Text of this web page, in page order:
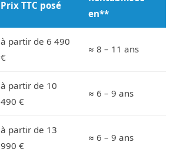
Prix TTC posé
en**
à partir de 6 490
€
≈ 8 – 11 ans
à partir de 10
490 €
≈ 6 – 9 ans
à partir de 13
990 €
≈ 6 – 9 ans